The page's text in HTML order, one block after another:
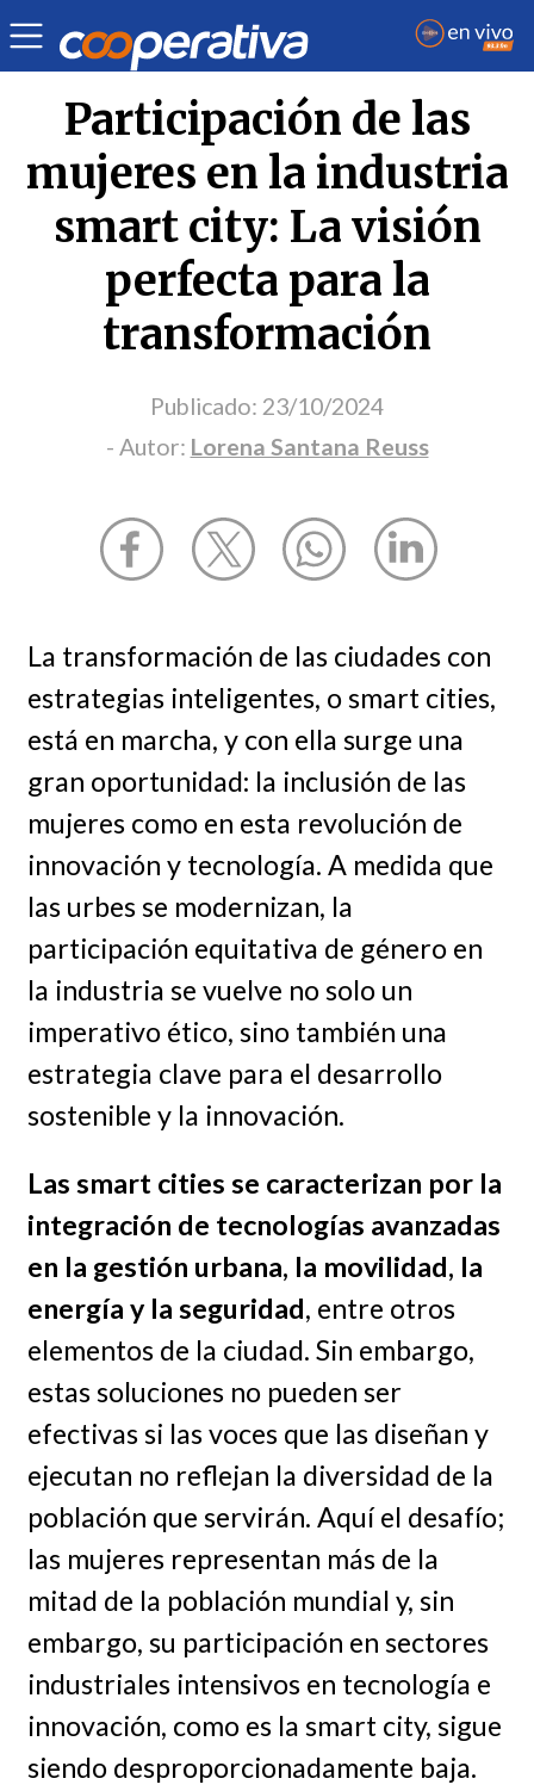
Opinión | Lorena Santana Reuss
Participación de las
mujeres en la industria
smart city: La visión
perfecta para la
transformación
Publicado: 23/10/2024
- Autor: Lorena Santana Reuss
La transformación de las ciudades con
estrategias inteligentes, o smart cities,
está en marcha, y con ella surge una
gran oportunidad: la inclusión de las
mujeres como en esta revolución de
innovación y tecnología. A medida que
las urbes se modernizan, la
participación equitativa de género en
la industria se vuelve no solo un
imperativo ético, sino también una
estrategia clave para el desarrollo
sostenible y la innovación.
Las smart cities se caracterizan por la
integración de tecnologías avanzadas
en la gestión urbana, la movilidad, la
energía y la seguridad, entre otros
elementos de la ciudad. Sin embargo,
estas soluciones no pueden ser
efectivas si las voces que las diseñan y
ejecutan no reflejan la diversidad de la
población que servirán. Aquí el desafío;
las mujeres representan más de la
mitad de la población mundial y, sin
embargo, su participación en sectores
industriales intensivos en tecnología e
innovación, como es la smart city, sigue
siendo desproporcionadamente baja.